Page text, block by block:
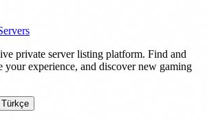
private server listing platform. Find and
your experience, and discover new gaming